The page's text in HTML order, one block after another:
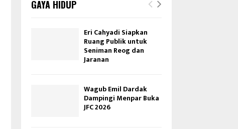
GAYA HIDUP
Eri Cahyadi Siapkan
Ruang Publik untuk
Seniman Reog dan
Jaranan
Wagub Emil Dardak
Dampingi Menpar Buka
JFC 2026